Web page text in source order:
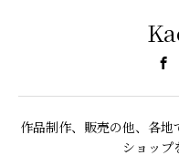
作品制作、販売の他、各
ショップ